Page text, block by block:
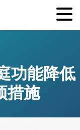
功能降低
措施